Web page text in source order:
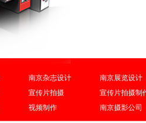
南京杂志设计
南京展览设计
宣传片拍摄
宣传片拍摄制
视频制作 南京摄影公司